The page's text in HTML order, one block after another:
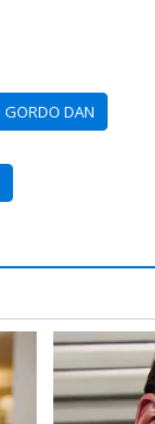
GORDO DAN